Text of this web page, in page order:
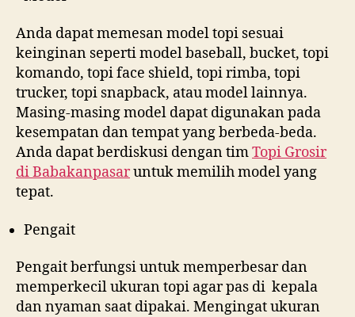
Anda dapat memesan model topi sesuai
keinginan seperti model baseball, bucket, topi
komando, topi face shield, topi rimba, topi
trucker, topi snapback, atau model lainnya.
Masing-masing model dapat digunakan pada
kesempatan dan tempat yang berbeda-beda.
Anda dapat berdiskusi dengan timTopi Grosir
diBabakanpasaruntuk memilih model yang
tepat.
Pengait
Pengait berfungsi untuk memperbesar dan
memperkecil ukuran topi agar pas di kepala
dan nyaman saat dipakai. Mengingat ukuran